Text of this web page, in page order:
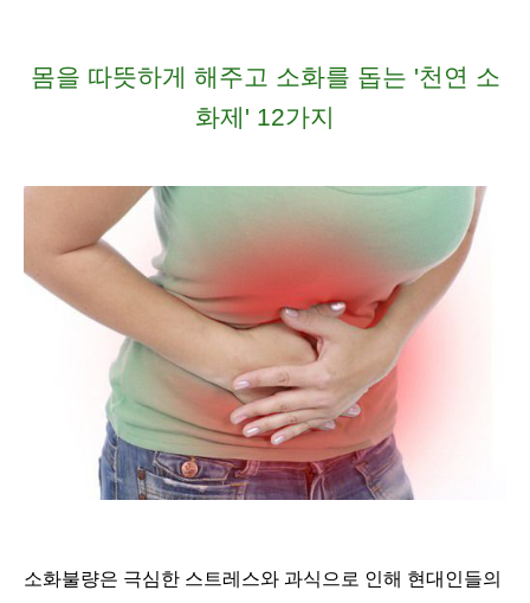
몸을 따뜻하게 해주고 소화를 돕는 '천연 소
화제' 12가지
소화불량은 극심한 스트레스와 과식으로 인해 현대인들의